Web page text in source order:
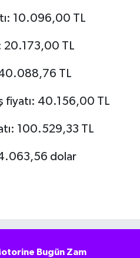
10.096,00 TL
20.173,00 TL
40.088,76 TL
fiyatı: 40.156,00 TL
100.529,33 TL
4.063,56 dolar
Bugün Zam